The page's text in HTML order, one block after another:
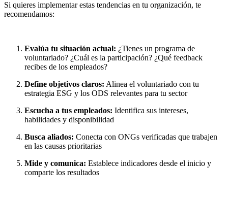
Si quieres implementar estas tendencias en tu organización, te
recomendamos:
Evalúa tu situación actual: ¿Tienes un programa de
voluntariado? ¿Cuál es la participación? ¿Qué feedback
recibes de los empleados?
Define objetivos claros: Alinea el voluntariado con tu
estrategia ESG y los ODS relevantes para tu sector
Escucha a tus empleados: Identifica sus intereses,
habilidades y disponibilidad
Busca aliados: Conecta con ONGs verificadas que trabajen
en las causas prioritarias
Mide y comunica: Establece indicadores desde el inicio y
comparte los resultados